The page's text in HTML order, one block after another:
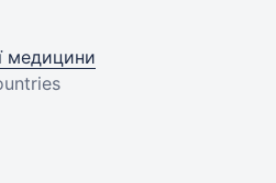
медицини